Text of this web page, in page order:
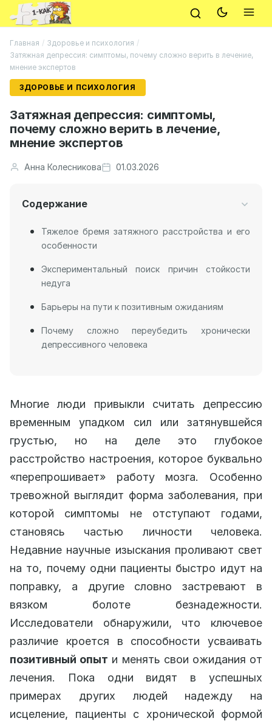
Главная / Здоровье и психология /
Затяжная депрессия: симптомы, почему сложно верить в лечение,
мнение экспертов
ЗДОРОВЬЕ И ПСИХОЛОГИЯ
Затяжная депрессия: симптомы,
почему сложно верить в лечение,
мнение экспертов
Анна Колесникова 01.03.2026
Содержание
Тяжелое бремя затяжного расстройства и его
особенности
Экспериментальный поиск причин стойкости
недуга
Барьеры на пути к позитивным ожиданиям
Почему сложно переубедить хронически
депрессивного человека
Многие люди привыкли считать депрессию
временным упадком сил или затянувшейся
грустью, но на деле это глубокое
расстройство настроения, которое буквально
«перепрошивает» работу мозга. Особенно
тревожной выглядит форма заболевания, при
которой симптомы не отступают годами,
становясь частью личности человека.
Недавние научные изыскания проливают свет
на то, почему одни пациенты быстро идут на
поправку, а другие словно застревают в
вязком болоте безнадежности.
Исследователи обнаружили, что ключевое
различие кроется в способности усваивать
позитивный опыт и менять свои ожидания от
лечения. Пока одни видят в успешных
примерах других людей надежду на
исцеление, пациенты с хронической формой